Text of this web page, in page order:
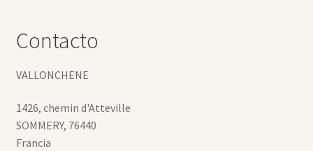
Contacto
VALLONCHENE
1426, chemin d'Atteville
SOMMERY, 76440
Francia